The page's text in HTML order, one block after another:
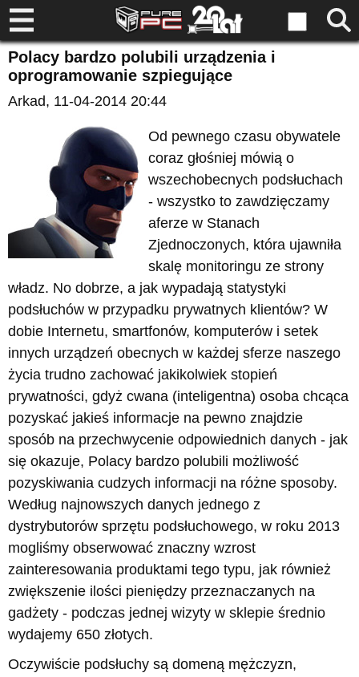
Polacy bardzo polubili urządzenia i
oprogramowanie szpiegujące
Arkad, 11-04-2014 20:44
Od pewnego czasu obywatele
coraz głośniej mówią o
wszechobecnych podsłuchach
- wszystko to zawdzięczamy
aferze w Stanach
Zjednoczonych, która ujawniła
skalę monitoringu ze strony
władz. No dobrze, a jak wypadają statystyki
podsłuchów w przypadku prywatnych klientów? W
dobie Internetu, smartfonów, komputerów i setek
innych urządzeń obecnych w każdej sferze naszego
życia trudno zachować jakikolwiek stopień
prywatności, gdyż cwana (inteligentna) osoba chcąca
pozyskać jakieś informacje na pewno znajdzie
sposób na przechwycenie odpowiednich danych - jak
się okazuje, Polacy bardzo polubili możliwość
pozyskiwania cudzych informacji na różne sposoby.
Według najnowszych danych jednego z
dystrybutorów sprzętu podsłuchowego, w roku 2013
mogliśmy obserwować znaczny wzrost
zainteresowania produktami tego typu, jak również
zwiększenie ilości pieniędzy przeznaczanych na
gadżety - podczas jednej wizyty w sklepie średnio
wydajemy 650 złotych.
Oczywiście podsłuchy są domeną mężczyzn,